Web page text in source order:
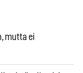
mutta ei